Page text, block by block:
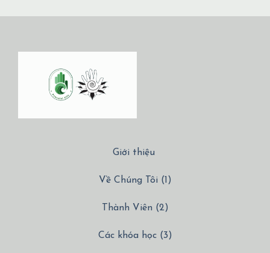
Giới thiệu
Về Chúng Tôi (1)
Thành Viên (2)
Các khóa học (3)